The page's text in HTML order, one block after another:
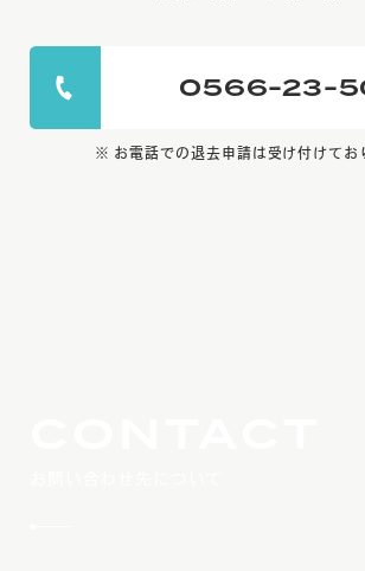
0566-23-
お電話での退去申請は受け付けてお